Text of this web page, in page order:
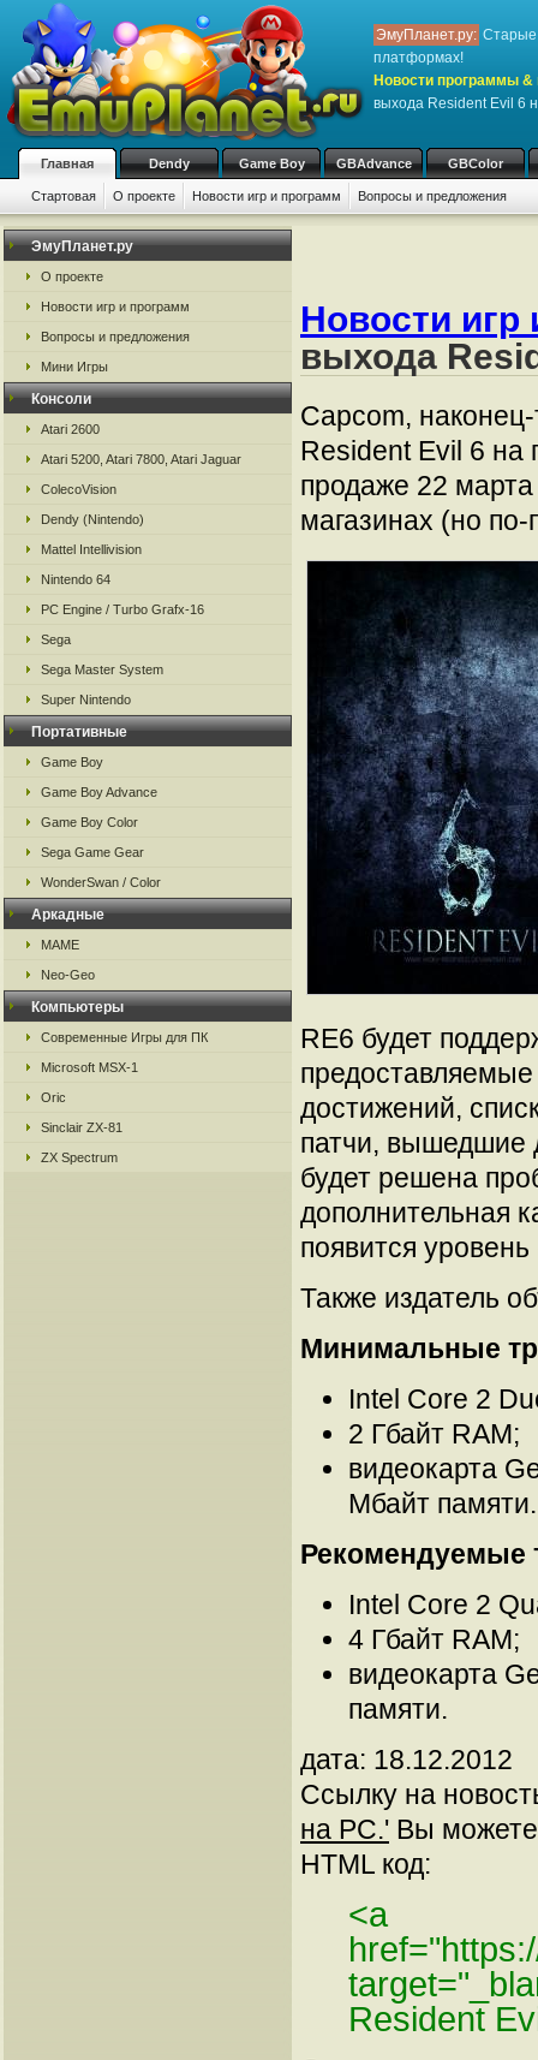
ЭмуПланет.ру: Старые
платформах!
Новости программы &
выхода Resident Evil 6
Главная Dendy Game Boy GBAdvance GBColor
Стартовая О проекте Новости игр и программ Вопросы и предложения
ЭмуПланет.ру
О проекте
Новости игр и программ
Вопросы и предложения
Мини Игры
Консоли
Atari 2600
Atari 5200, Atari 7800, Atari Jaguar
ColecoVision
Dendy (Nintendo)
Mattel Intellivision
Nintendo 64
PC Engine / Turbo Grafx-16
Sega
Sega Master System
Super Nintendo
Портативные
Game Boy
Game Boy Advance
Game Boy Color
Sega Game Gear
WonderSwan / Color
Аркадные
MAME
Neo-Geo
Компьютеры
Современные Игры для ПК
Microsoft MSX-1
Oric
Sinclair ZX-81
ZX Spectrum
Новости игр
выхода
Capcom,
Resident Evil 6 на
продаже 22
магазинах (но
RE6 будет
достижений,
патчи, вышедшие
будет решена
дополнительная
появится
Также издатель
Минимальные
Intel Core 2
2 Гбайт RAM;
видеокарта
Мбайт памяти.
Рекомендуемые
Intel Core 2
4 Гбайт RAM;
видеокарта
памяти.
дата: 18.12.2012
Ссылку на
на PC.' Вы можете
HTML код:
<a
Resident